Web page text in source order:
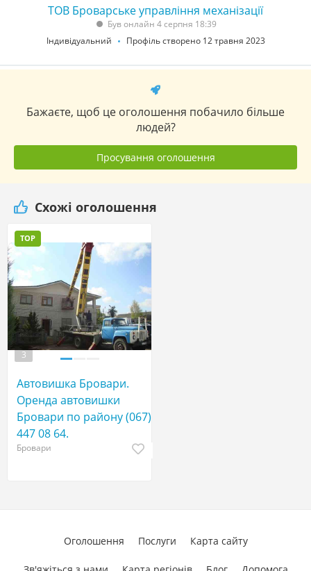
ТОВ Броварське управління механізації
Був онлайн 4 серпня 18:39
Індивідуальний
Профіль створено 12 травня 2023
Бажаєте, щоб це оголошення побачило більше
людей?
Просування оголошення
Схожі оголошення
TOP
3
Автовишка Бровари.
Оренда автовишки
Бровари по району (067)
447 08 64.
Бровари
Оголошення Послуги Карта сайту